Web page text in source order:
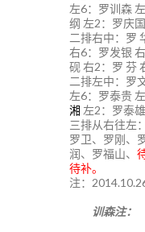
左6：罗训森
纲 左2：罗庆
二排右中：罗
右6：罗发银
砚 右2：罗 芬
二排左中：罗
左6：罗泰贵
湘 左2：罗泰
三排从右往左：
罗卫、罗刚、
润、罗福山、
待补。
注：
训森注：